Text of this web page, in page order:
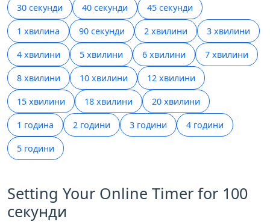
30 секунди 40 секунди 45 секунди
1 хвилина 90 секунди 2 хвилини 3 хвилини
4 хвилини 5 хвилини 6 хвилини 7 хвилини
8 хвилини 10 хвилини 12 хвилини
15 хвилини 18 хвилини 20 хвилини
1 година 2 години 3 години 4 години
5 години
Setting Your Online Timer for 100
секунди